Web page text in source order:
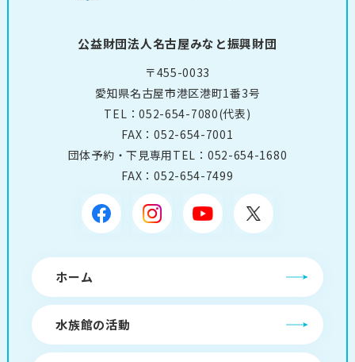
公益財団法人名古屋みなと振興財団
〒455-0033
愛知県名古屋市港区港町1番3号
TEL：052-654-7080(代表)
FAX：052-654-7001
団体予約・下見専用TEL： 052-654-1680
FAX：052-654-7499
ホーム
水族館の活動